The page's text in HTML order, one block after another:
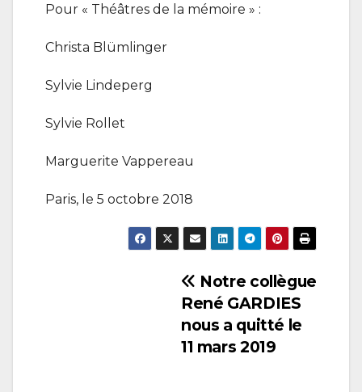
Pour « Théâtres de la mémoire » :
Christa Blümlinger
Sylvie Lindeperg
Sylvie Rollet
Marguerite Vappereau
Paris, le 5 octobre 2018
Notre collègue
René GARDIES
nous a quitté le
11 mars 2019